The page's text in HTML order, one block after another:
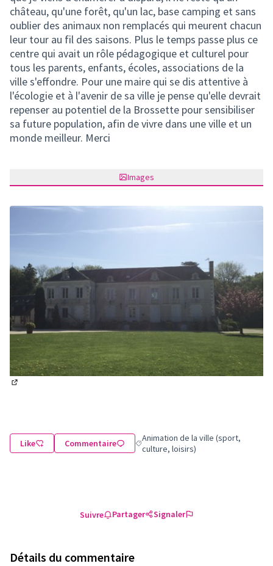
château, qu'une forêt, qu'un lac, base camping et sans
oublier des animaux non remplacés qui meurent chacun
leur tour au fil des saisons. Plus le temps passe plus ce
centre qui avait un rôle pédagogique et culturel pour
tous les parents, enfants, écoles, associations de la
ville s'effondre. Pour une maire qui se dis attentive à
l'écologie et à l'avenir de sa ville je pense qu'elle devrait
repenser au potentiel de la Brossette pour sensibiliser
sa future population, afin de vivre dans une ville et un
monde meilleur. Merci
Images
Like Commentaire Filtrer les résultats de la catégorie :
Animation de la ville (sport,
culture, loisirs)
Suivre Partager Signaler
Détails du commentaire